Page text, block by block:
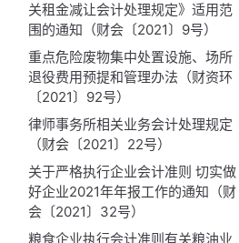
关租金减让会计处理规定》适用范
围的通知（财会〔2021〕9号）
重点危险废物集中处置设施、场所
退役费用预提和管理办法（财资环
〔2021〕92号）
律师事务所相关业务会计处理规定
（财会〔2021〕22号）
关于严格执行企业会计准则 切实做
好企业2021年年报工作的通知（财
会〔2021〕32号）
粮食企业执行会计准则有关粮油业